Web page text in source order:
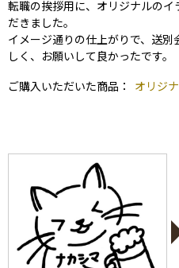
転職の挨拶用に、オリジナルの
だきました。
イメージ通りの仕上がりで、送別
しく、お願いして良かったです。
ご購入いただいた商品： オリジ